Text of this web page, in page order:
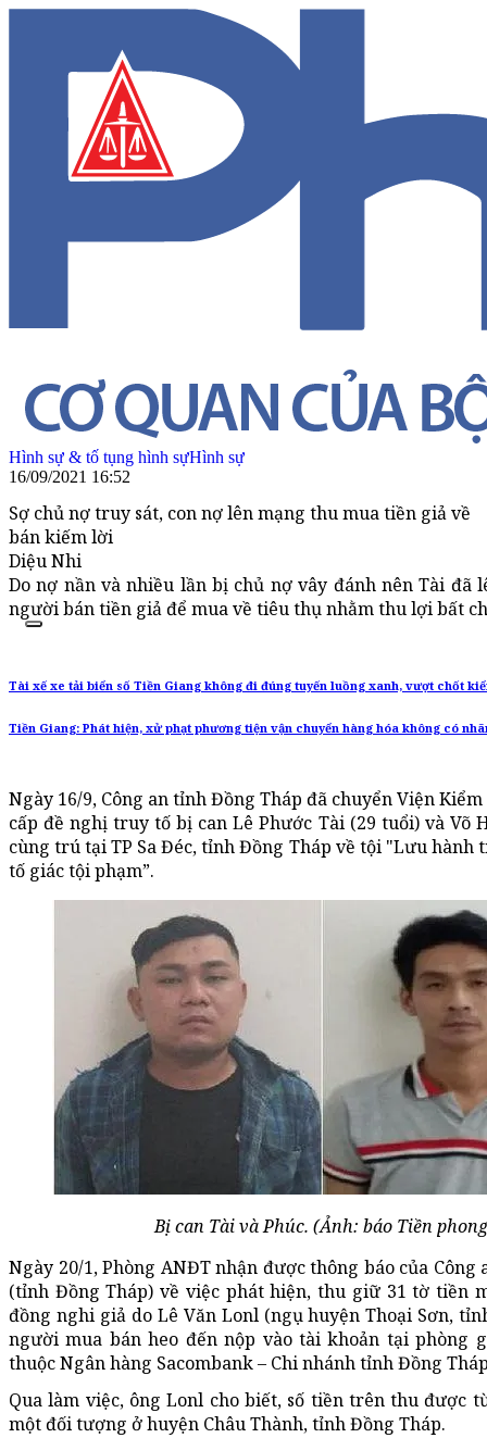
Hình sự & tố tụng hình sựHình sự
16/09/2021 16:52
Sợ chủ nợ truy sát, con nợ lên mạng thu mua tiền giả về
bán kiếm lời
Diệu Nhi
Do nợ nần và nhiều lần bị chủ nợ vây đánh nên Tài đã
người bán tiền giả để mua về tiêu thụ nhằm thu lợi bất
Tài xế xe tải biển số Tiền Giang không đi đúng tuyến luồng xanh, vượt chốt
Tiền Giang: Phát hiện, xử phạt phương tiện vận chuyển hàng hóa không có
Ngày 16/9, Công an tỉnh Đồng Tháp đã chuyển Viện
cấp đề nghị truy tố bị can Lê Phước Tài (29 tuổi) và Võ
cùng trú tại TP Sa Đéc, tỉnh Đồng Tháp về tội "Lưu hành
tố giác tội phạm”.
Bị can Tài và Phúc. (Ảnh: báo Tiền
Ngày 20/1, Phòng ANĐT nhận được thông báo của Công
(tỉnh Đồng Tháp) về việc phát hiện, thu giữ 31 tờ tiền
đồng nghi giả do Lê Văn Lonl (ngụ huyện Thoại Sơn,
người mua bán heo đến nộp vào tài khoản tại phòng
thuộc Ngân hàng Sacombank – Chi nhánh tỉnh Đồng
Qua làm việc, ông Lonl cho biết, số tiền trên thu được
một đối tượng ở huyện Châu Thành, tỉnh Đồng Tháp.